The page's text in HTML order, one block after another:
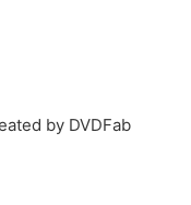
by DVDFab